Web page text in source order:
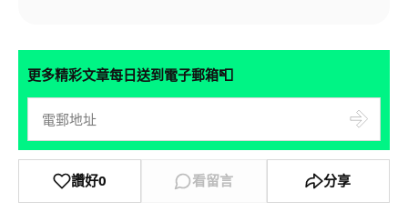
更多精彩文章每日送到電子郵箱📮
讚好0 看留言 分享